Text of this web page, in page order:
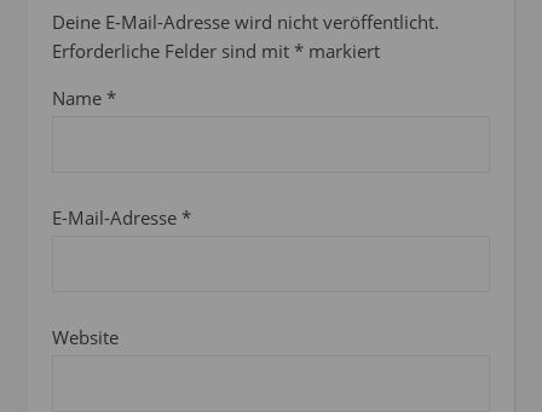
Deine E-Mail-Adresse wird nicht veröffentlicht.
Erforderliche Felder sind mit * markiert
Name *
E-Mail-Adresse *
Website